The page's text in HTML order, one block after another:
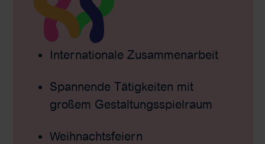
Internationale Zusammenarbeit
Spannende Tätigkeiten mit
großem Gestaltungsspielraum
Weihnachtsfeiern